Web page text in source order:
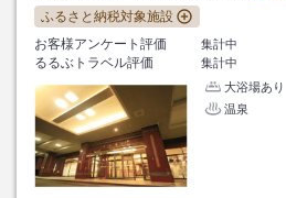
ふるさと納税対象施設
お客様アンケート評価
集計中
るるぶトラベル評価
集計中
大浴場あり
温泉